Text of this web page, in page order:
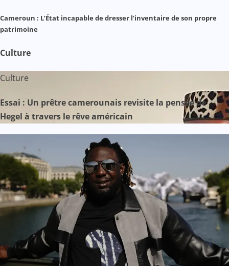
Cameroun : L’État incapable de dresser l’inventaire de son propre
patrimoine
Culture
Culture
Essai : Un prêtre camerounais revisite la pensée de
Hegel à travers le rêve américain